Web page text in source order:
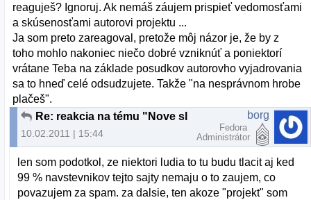
reaguješ? Ignoruj. Ak nemáš záujem prispieť vedomosťami
a skúsenosťami autorovi projektu ...
Ja som preto zareagoval, pretože môj názor je, že by z
toho mohlo nakoniec niečo dobré vzniknúť a poniektorí
vrátane Teba na základe posudkov autorovho vyjadrovania
sa to hneď celé odsudzujete. Takže "na nesprávnom hrobe
plačeš".
10.02.2011 | 15:44
borg
Fedora
Administrátor
len som podotkol, ze niektori ludia to tu budu tlacit aj ked
99 % navstevnikov tejto sajty nemaju o to zaujem, co
povazujem za spam. za dalsie, ten akoze "projekt" som